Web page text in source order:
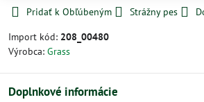
Pridať k Obľúbeným Strážny pes
Import kód: 208_00480
Výrobca: Grass
Doplnkové informácie